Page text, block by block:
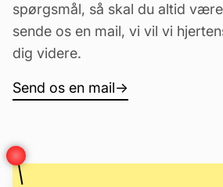
spørgsmål, så skal du altid
sende os en mail, vi vil vi
dig videre.
Send os en mail→